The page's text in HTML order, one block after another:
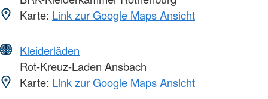
Karte: Link zur Google Maps Ansicht
Kleiderläden
Rot-Kreuz-Laden Ansbach
Karte: Link zur Google Maps Ansicht